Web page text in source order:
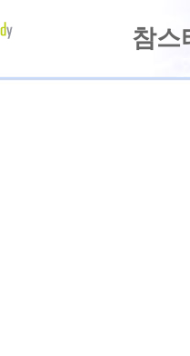
참스